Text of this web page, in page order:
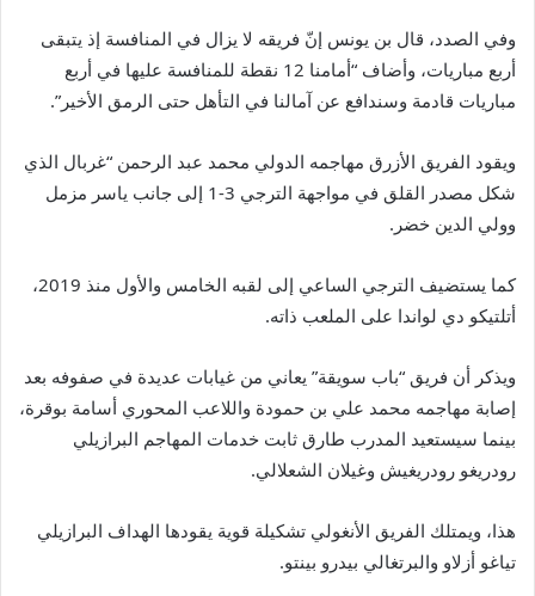
وفي الصدد، قال بن يونس إنّ فريقه لا يزال في المنافسة إذ يتبقى
أربع مباريات، وأضاف “أمامنا 12 نقطة للمنافسة عليها في أربع
مباريات قادمة وسندافع عن آمالنا في التأهل حتى الرمق الأخير”.
ويقود الفريق الأزرق مهاجمه الدولي محمد عبد الرحمن “غربال الذي
شكل مصدر القلق في مواجهة الترجي 3-1 إلى جانب ياسر مزمل
وولي الدين خضر.
كما يستضيف الترجي الساعي إلى لقبه الخامس والأول منذ 2019،
أتلتيكو دي لواندا على الملعب ذاته.
ويذكر أن فريق “باب سويقة” يعاني من غيابات عديدة في صفوفه بعد
إصابة مهاجمه محمد علي بن حمودة واللاعب المحوري أسامة بوقرة،
بينما سيستعيد المدرب طارق ثابت خدمات المهاجم البرازيلي
رودريغو رودريغيش وغيلان الشعلالي.
هذا، ويمتلك الفريق الأنغولي تشكيلة قوية يقودها الهداف البرازيلي
تياغو أزلاو والبرتغالي بيدرو بينتو.